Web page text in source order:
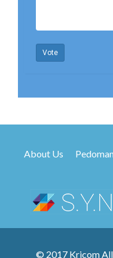
Vote
About Us
© 2017 Kricom All